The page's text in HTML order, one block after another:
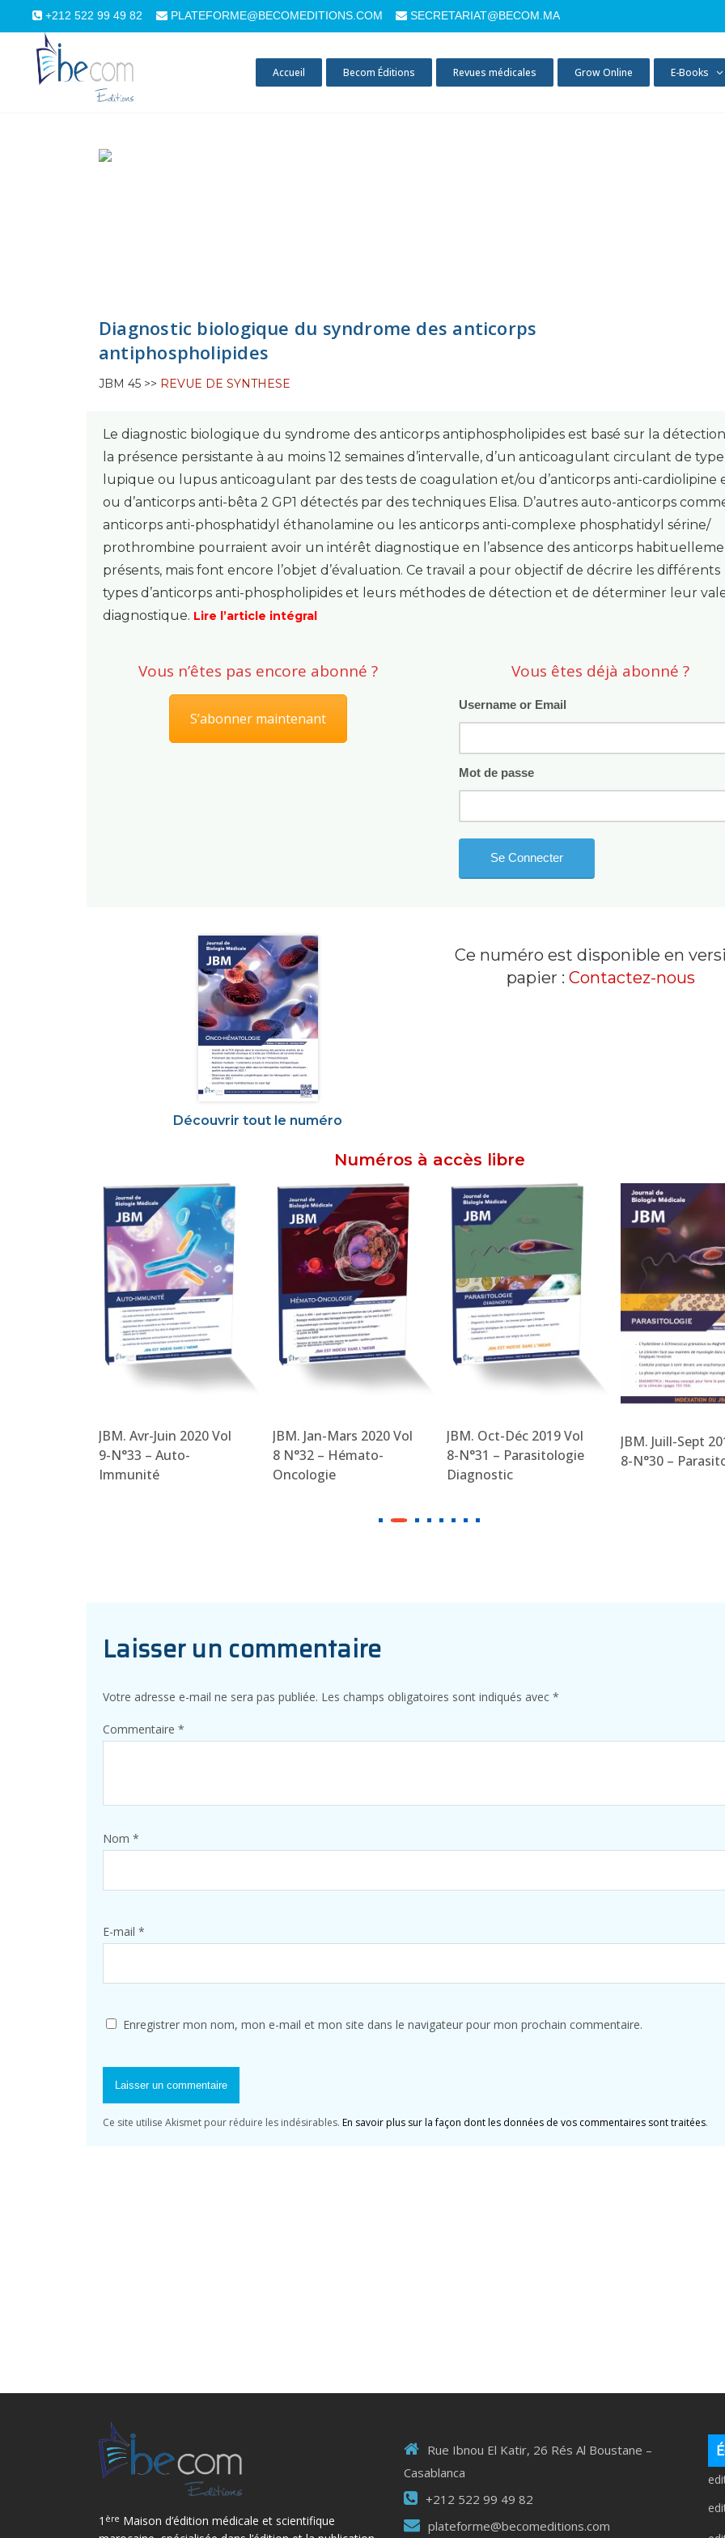
+212 522 99 49 82 PLATEFORME@BECOMEDITIONS.COM SECRETARIAT@BECOM.MA
Accueil Becom Éditions Revues médicales Grow Online E-Books
Diagnostic biologique du syndrome des anticorps
antiphospholipides
JBM 45 >> REVUE DE SYNTHESE
Le diagnostic biologique du syndrome des anticorps antiphospholipides est basé sur la
la présence persistante à au moins 12 semaines d’intervalle, d’un anticoagulant circulant de type
lupique ou lupus anticoagulant par des tests de coagulation et/ou d’anticorps anti-cardiolipine
ou d’anticorps anti-bêta 2 GP1 détectés par des techniques Elisa. D’autres auto-anticorps
anticorps anti-phosphatidyl éthanolamine ou les anticorps anti-complexe phosphatidyl sérine/
prothrombine pourraient avoir un intérêt diagnostique en l’absence des anticorps
présents, mais font encore l’objet d’évaluation. Ce travail a pour objectif de décrire les différents
types d’anticorps anti-phospholipides et leurs méthodes de détection et de déterminer leur
diagnostique. Lire l’article intégral
Vous n’êtes pas encore abonné ?
S’abonner maintenant
Vous êtes déjà abonné ?
Username or Email
Mot de passe
Découvrir tout le numéro
Ce numéro est disponible en
papier :Contactez-nous
Numéros à accès libre
JBM. Avr-Juin 2020 Vol
9-N°33 – Auto-
Immunité
JBM. Jan-Mars 2020 Vol
8 N°32 – Hémato-
Oncologie
JBM. Oct-Déc 2019 Vol
8-N°31 – Parasitologie
Diagnostic
JBM. Juill-Sept
8-N°30 –
Laisser un commentaire
Votre adresse e-mail ne sera pas publiée. Les champs obligatoires sont indiqués avec *
Commentaire *
Nom *
E-mail *
Enregistrer mon nom, mon e-mail et mon site dans le navigateur pour mon prochain commentaire.
Ce site utilise Akismet pour réduire les indésirables. En savoir plus sur la façon dont les données de vos commentaires sont traitées.
1 ère Maison d’édition médicale et scientifique
Rue Ibnou El Katir, 26 Rés Al Boustane –
Casablanca
+212 522 99 49 82
plateforme@becomeditions.com